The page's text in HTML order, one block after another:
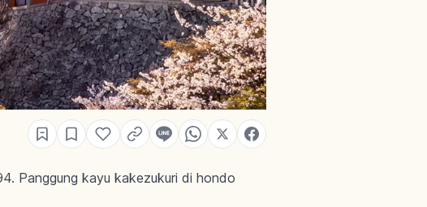
Panggung kayu kakezukuri di hondo